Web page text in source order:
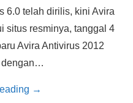
6.0 telah dirilis, kini Avira
situs resminya, tanggal 4
Avira Antivirus 2012
dengan…
→